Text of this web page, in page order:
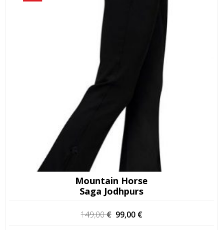
Mountain Horse
Saga Jodhpurs
149,00€ Alkuperäinen
99,00 €